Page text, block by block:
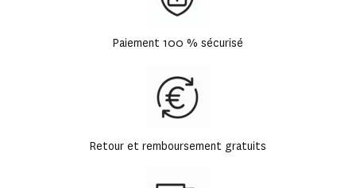
Paiement 100 % sécurisé
Retour et remboursement gratuits